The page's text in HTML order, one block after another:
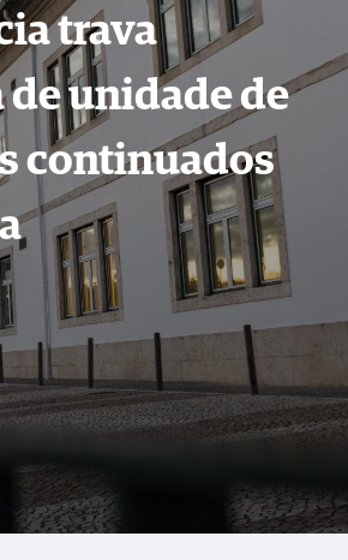
trava
de unidade de
continuados